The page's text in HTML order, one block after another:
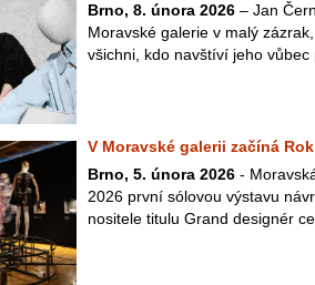
Brno, 8. února 2026 – Jan
Moravské galerie v malý
všichni, kdo navštíví jeho vůbec
V Moravské galerii začíná
Brno, 5. února 2026 -
2026 první sólovou výstavu
nositele titulu Grand designér